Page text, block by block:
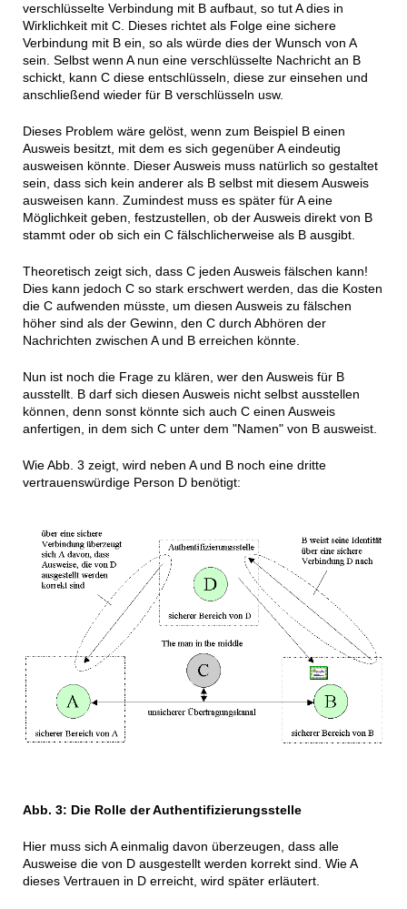
verschlüsselte Verbindung mit B aufbaut, so tut A dies in
Wirklichkeit mit C. Dieses richtet als Folge eine sichere
Verbindung mit B ein, so als würde dies der Wunsch von A
sein. Selbst wenn A nun eine verschlüsselte Nachricht an B
schickt, kann C diese entschlüsseln, diese zur einsehen und
anschließend wieder für B verschlüsseln usw.
Dieses Problem wäre gelöst, wenn zum Beispiel B einen
Ausweis besitzt, mit dem es sich gegenüber A eindeutig
ausweisen könnte. Dieser Ausweis muss natürlich so gestaltet
sein, dass sich kein anderer als B selbst mit diesem Ausweis
ausweisen kann. Zumindest muss es später für A eine
Möglichkeit geben, festzustellen, ob der Ausweis direkt von B
stammt oder ob sich ein C fälschlicherweise als B ausgibt.
Theoretisch zeigt sich, dass C jeden Ausweis fälschen kann!
Dies kann jedoch C so stark erschwert werden, das die Kosten
die C aufwenden müsste, um diesen Ausweis zu fälschen
höher sind als der Gewinn, den C durch Abhören der
Nachrichten zwischen A und B erreichen könnte.
Nun ist noch die Frage zu klären, wer den Ausweis für B
ausstellt. B darf sich diesen Ausweis nicht selbst ausstellen
können, denn sonst könnte sich auch C einen Ausweis
anfertigen, in dem sich C unter dem "Namen" von B ausweist.
Wie Abb. 3 zeigt, wird neben A und B noch eine dritte
vertrauenswürdige Person D benötigt:
Abb. 3: Die Rolle der Authentifizierungsstelle
Hier muss sich A einmalig davon überzeugen, dass alle
Ausweise die von D ausgestellt werden korrekt sind. Wie A
dieses Vertrauen in D erreicht, wird später erläutert.